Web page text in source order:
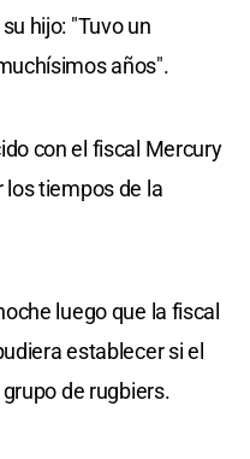
hijo: "Tuvo un
años".
con el fiscal Mercury
los tiempos de la
luego que la fiscal
establecer si el
de rugbiers.